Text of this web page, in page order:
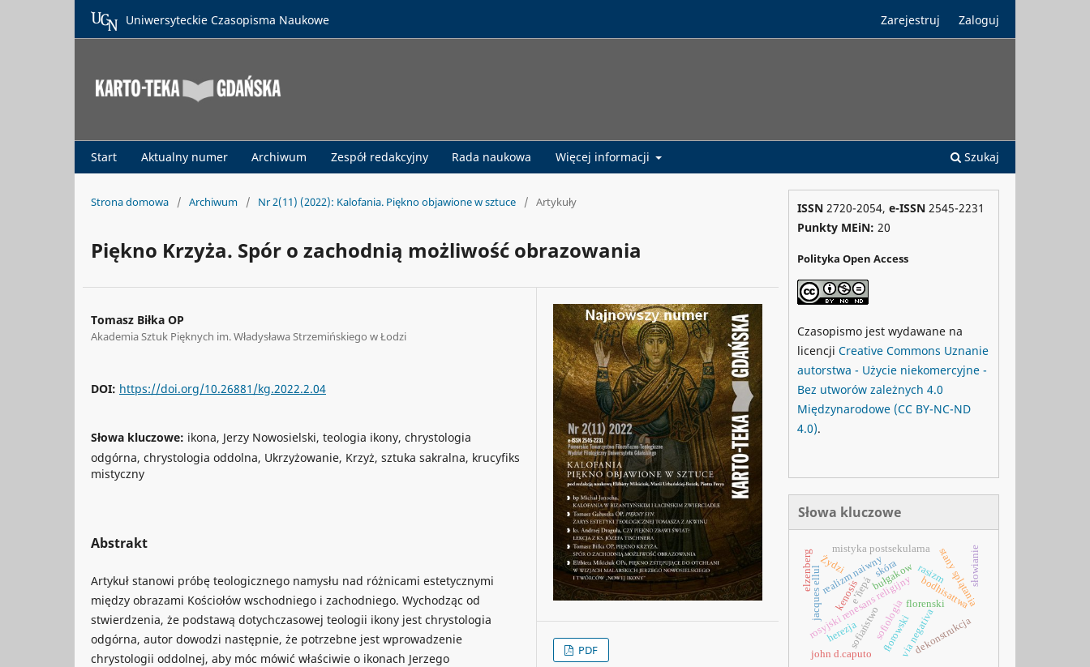
Start Aktualny numer Archiwum Zespół redakcyjny Rada naukowa Więcej informacji Szukaj
Zarejestruj Zaloguj
Uniwersyteckie Czasopisma Naukowe
Strona domowa / Archiwum / Nr 2(11) (2022): Kalofania. Piękno objawione w sztuce / Artykuły
Piękno Krzyża. Spór o zachodnią możliwość obrazowania
Tomasz Biłka OP
Akademia Sztuk Pięknych im. Władysława Strzemińskiego w Łodzi
DOI: https://doi.org/10.26881/kg.2022.2.04
Słowa kluczowe: ikona, Jerzy Nowosielski, teologia ikony, chrystologia
odgórna, chrystologia oddolna, Ukrzyżowanie, Krzyż, sztuka sakralna, krucyfiks
mistyczny
Abstrakt
Artykuł stanowi próbę teologicznego namysłu nad różnicami estetycznymi
między obrazami Kościołów wschodniego i zachodniego. Wychodząc od
stwierdzenia, że podstawą dotychczasowej teologii ikony jest chrystologia
odgórna, autor dowodzi następnie, że potrzebne jest wprowadzenie
chrystologii oddolnej, aby móc mówić właściwie o ikonach Jerzego
PDF
ISSN 2720-2054, e-ISSN 2545-2231
Punkty MEiN: 20
Polityka Open Access
Czasopismo jest wydawane na
licencji Creative Commons Uznanie
autorstwa - Użycie niekomercyjne -
Bez utworów zależnych 4.0
Międzynarodowe (CC BY-NC-ND
4.0).
Słowa kluczowe
e’ñepábułgakow
sofiologia
sofiaństwo
rosyjski renesans religijnyflorenski
fłorowski
realizm naiwny
mistyka postsekularna
via negativa
kenosis bodhisattwa
dekonstrukcja
stany splątania
jacques ellul
elzenberg słowianie
Żydzi rasizm
herezja
john d.caputo
skóra